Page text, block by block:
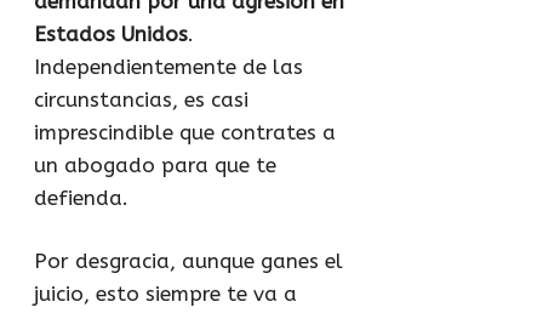
Estados Unidos.
Independientemente de las
circunstancias, es casi
imprescindible que contrates a
un abogado para que te
defienda.
Por desgracia, aunque ganes el
juicio, esto siempre te va a